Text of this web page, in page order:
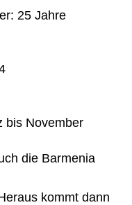
25 Jahre
bis November
die Barmenia
kommt dann